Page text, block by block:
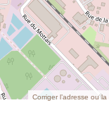
Corriger l’adresse ou